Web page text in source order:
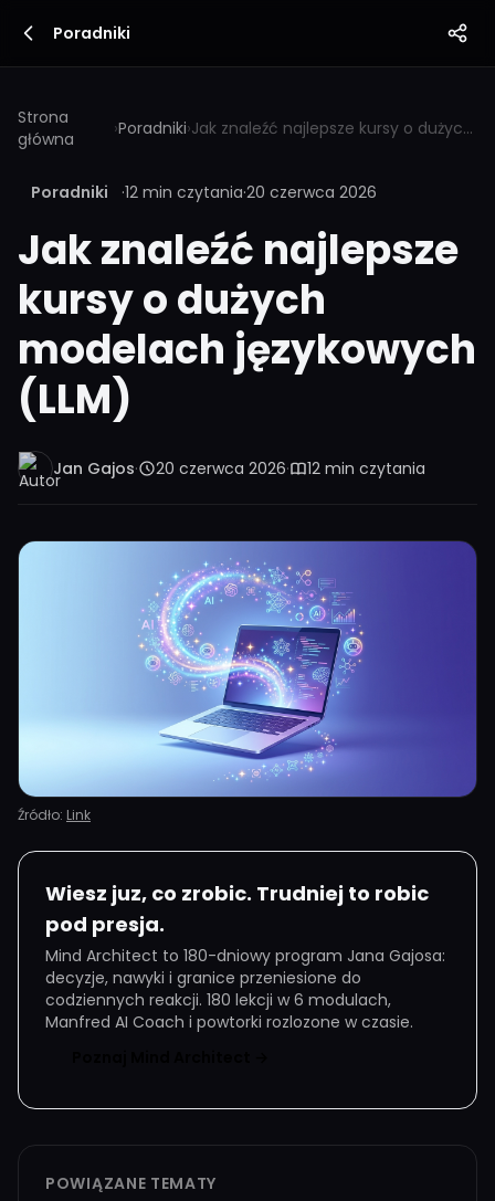
Poradniki
Strona
główna
›Poradniki› Jak znaleźć najlepsze kursy o dużych modelach językowych (LLM)
Poradniki ·12 min czytania·20 czerwca 2026
Jak znaleźć najlepsze
kursy o dużych
modelach językowych
(LLM)
Jan Gajos· 20 czerwca 2026· 12 min czytania
Źródło: Link
Wiesz juz, co zrobic. Trudniej to robic
pod presja.
Mind Architect to 180-dniowy program Jana Gajosa:
decyzje, nawyki i granice przeniesione do
codziennych reakcji. 180 lekcji w 6 modulach,
Manfred AI Coach i powtorki rozlozone w czasie.
POWIĄZANE TEMATY